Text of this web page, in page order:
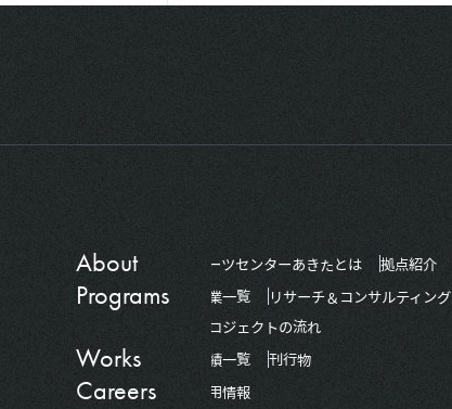
About アーツセンターあきたとは 拠点紹介
Programs 事業一覧 リサーチ＆コンサルティング
プロジェクトの流れ
Works 実績一覧 刊行物
Careers 採用情報